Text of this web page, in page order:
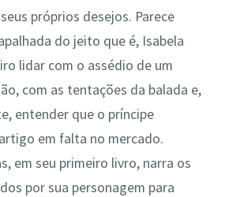
próprios desejos. Parece
do jeito que é, Isabela
lidar com o assédio de um
com as tentações da balada e,
entender que o príncipe
em falta no mercado.
em seu primeiro livro, narra os
por sua personagem para